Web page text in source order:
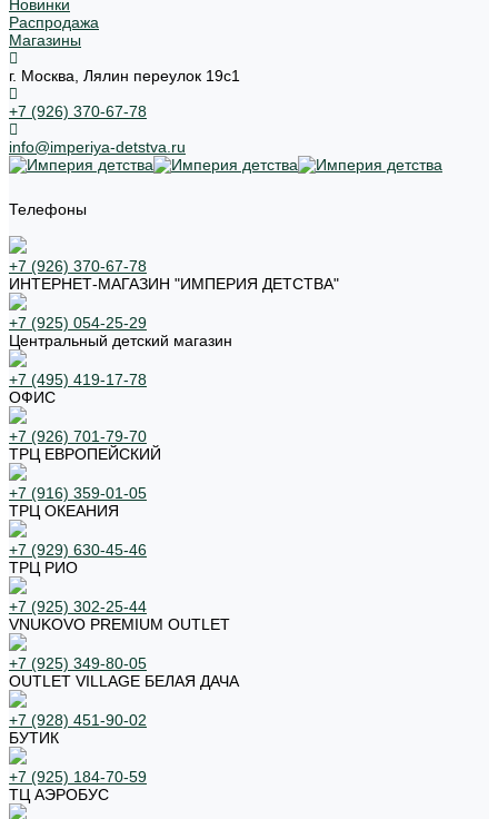
Новинки
Распродажа
Магазины
г. Москва, Лялин переулок 19с1
+7 (926) 370-67-78
info@imperiya-detstva.ru
Телефоны
+7 (926) 370-67-78
ИНТЕРНЕТ-МАГАЗИН "ИМПЕРИЯ ДЕТСТВА"
+7 (925) 054-25-29
Центральный детский магазин
+7 (495) 419-17-78
ОФИС
+7 (926) 701-79-70
ТРЦ ЕВРОПЕЙСКИЙ
+7 (916) 359-01-05
ТРЦ ОКЕАНИЯ
+7 (929) 630-45-46
ТРЦ РИО
+7 (925) 302-25-44
VNUKOVO PREMIUM OUTLET
+7 (925) 349-80-05
OUTLET VILLAGE БЕЛАЯ ДАЧА
+7 (928) 451-90-02
БУТИК
+7 (925) 184-70-59
ТЦ АЭРОБУС